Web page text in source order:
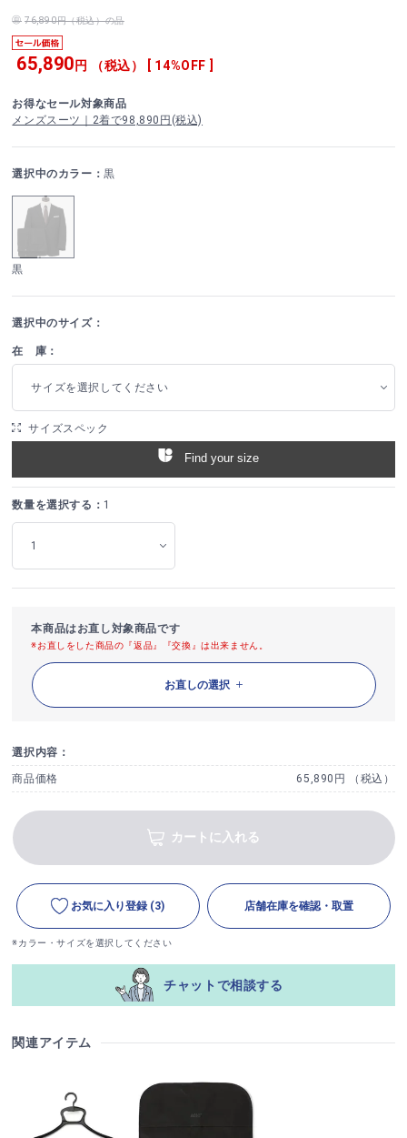
76,890円（税込）の品
65,890 円 （税込） [ 14%OFF ]
お得なセール対象商品
メンズスーツ｜2着で98,890円(税込)
選択中のカラー：黒
黒
選択中のサイズ：
在 庫：
サイズを選択してください
サイズスペック
Find your size
数量を選択する： 1
本商品はお直し対象商品です
※お直しをした商品の『返品』『交換』は出来ません。
お直しの選択
選択内容：
商品価格 65,890円 （税込）
カートに入れる
お気に入り登録 (3) 店舗在庫を確認・取置
※カラー・サイズを選択してください
チャットで相談する
関連アイテム